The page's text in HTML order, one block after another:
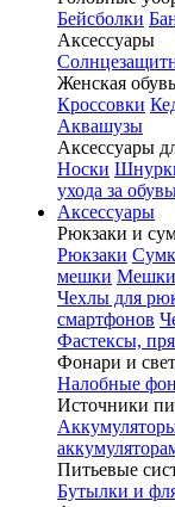
Бейсболки
Аксессуары
Женская обувь
Кроссовки
Аквашузы
Аксессуары
Носки
ухода за
Аксессуары
Рюкзаки и
Рюкзаки
мешки Мешки
Чехлы для
смартфонов
Фастексы,
Фонари и
Налобные
Источники
Питьевые
Бутылки и